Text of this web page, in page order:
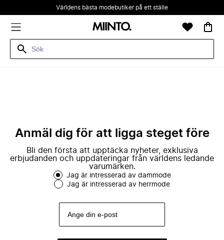
Världens bästa modebutiker på ett ställe
Anmäl dig för att ligga steget före
Bli den första att upptäcka nyheter, exklusiva
erbjudanden och uppdateringar från världens ledande
varumärken.
Jag är intresserad av dammode
Jag är intresserad av herrmode